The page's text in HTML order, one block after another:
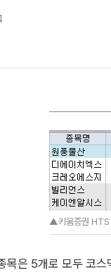
▲키움증권 HTS
목은 5개로 모두 코스